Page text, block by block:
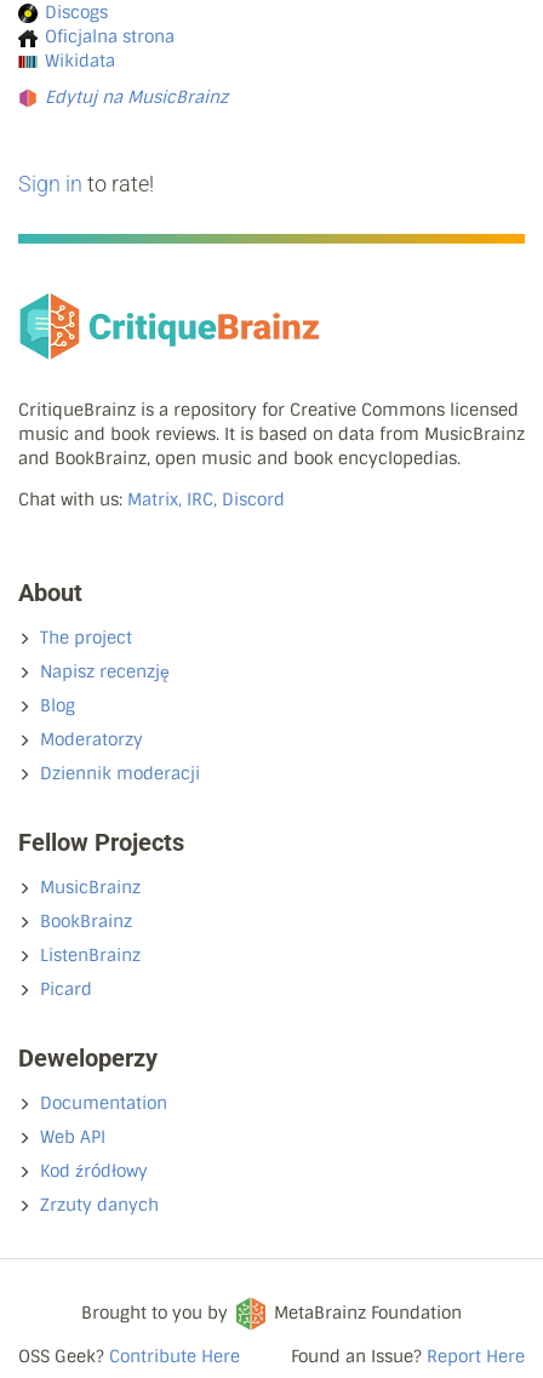
Discogs
Oficjalna strona
Wikidata
Edytuj na MusicBrainz
Sign in to rate!
CritiqueBrainz is a repository for Creative Commons licensed
music and book reviews. It is based on data from MusicBrainz
and BookBrainz, open music and book encyclopedias.
Chat with us: Matrix, IRC, Discord
About
The project
Napisz recenzję
Blog
Moderatorzy
Dziennik moderacji
Fellow Projects
MusicBrainz
BookBrainz
ListenBrainz
Picard
Deweloperzy
Documentation
Web API
Kod źródłowy
Zrzuty danych
OSS Geek? Contribute Here
Brought to you by
MetaBrainz Foundation
Found an Issue? Report Here